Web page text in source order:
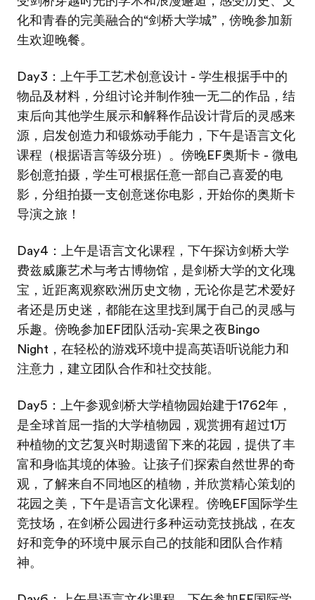
化和青春的完美融合的“剑桥大学城”，傍晚参加新
生欢迎晚餐。
Day3：上午手工艺术创意设计 - 学生根据手中的
物品及材料，分组讨论并制作独一无二的作品，结
束后向其他学生展示和解释作品设计背后的灵感来
源，启发创造力和锻炼动手能力，下午是语言文化
课程（根据语言等级分班）。傍晚EF奥斯卡 - 微电
影创意拍摄，学生可根据任意一部自己喜爱的电
影，分组拍摄一支创意迷你电影，开始你的奥斯卡
导演之旅！
Day4：上午是语言文化课程，下午探访剑桥大学
费兹威廉艺术与考古博物馆，是剑桥大学的文化瑰
宝，近距离观察欧洲历史文物，无论你是艺术爱好
者还是历史迷，都能在这里找到属于自己的灵感与
乐趣。傍晚参加EF团队活动-宾果之夜Bingo
Night，在轻松的游戏环境中提高英语听说能力和
注意力，建立团队合作和社交技能。
Day5：上午参观剑桥大学植物园始建于1762年，
是全球首屈一指的大学植物园，观赏拥有超过1万
种植物的文艺复兴时期遗留下来的花园，提供了丰
富和身临其境的体验。让孩子们探索自然世界的奇
观，了解来自不同地区的植物，并欣赏精心策划的
花园之美，下午是语言文化课程。傍晚EF国际学生
竞技场，在剑桥公园进行多种运动竞技挑战，在友
好和竞争的环境中展示自己的技能和团队合作精
神。